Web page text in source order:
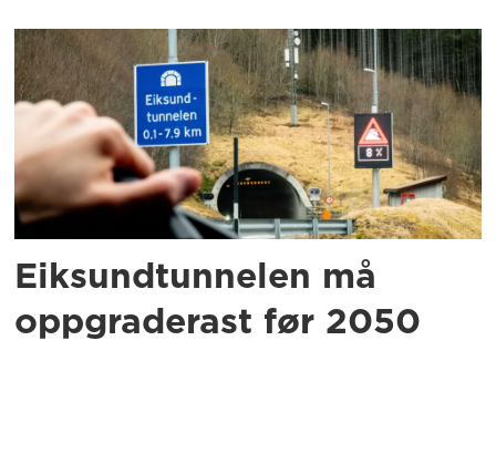
Eiksundtunnelen må
oppgraderast før 2050